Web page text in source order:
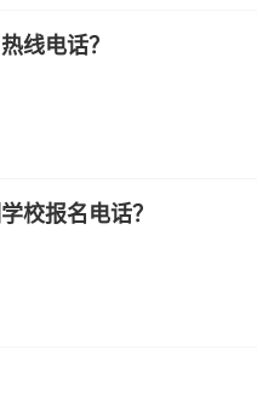
线电话？
校报名电话？